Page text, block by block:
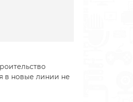
в новые линии не